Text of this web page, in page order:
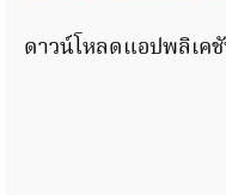
ดาวน์โหลดแอปพลิเค